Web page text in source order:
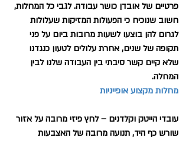
פרטיים של אובדן כושר עבודה. לגבי כל המחלות,
חשוב שנוכיח כי הפעולות המזיקות שעלולות
לגרום להן בוצעו לשעות מרובות ביום על פני
תקופה של שנים, אחרת עלולים לטעון כנגדנו
שלא קיים קשר סיבתי בין העבודה שלנו לבין
המחלה.
מחלות מקצוע אופייניות
עובדי הייטק וקלדנים – לחץ פיזי מרובה על אזור
שורש כף היד, תנועה מרובה של האצבעות